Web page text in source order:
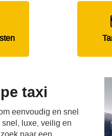
taxi
eenvoudig en snel
luxe, veilig en